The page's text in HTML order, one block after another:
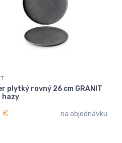
plytký rovný 26 cm GRANIT
hazy
€ na objednávku